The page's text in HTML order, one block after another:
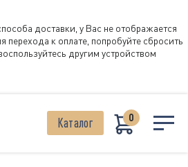
доставки, у Вас не отображается
перехода к оплате, попробуйте сбросить
другим устройством
Каталог 0